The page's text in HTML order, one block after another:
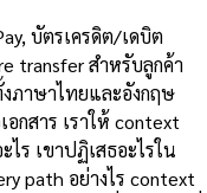
บัตรเครดิต/เดบิต
transfer สำหรับลูกค้า
ภาษาไทยและอังกฤษ
กสาร เราให้ context
ร เขาปฏิเสธอะไรใน
path อย่างไร context